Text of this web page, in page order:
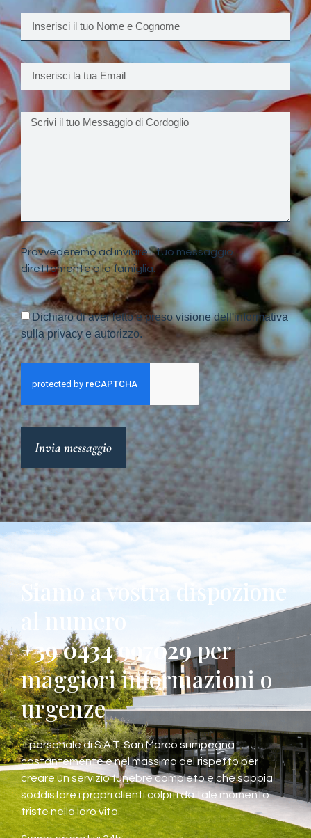
Provvederemo ad inviare il tuo messaggio
direttamente alla famiglia.
Dichiaro di aver letto e preso visione dell'informativa
sulla privacy e autorizzo.
Invia messaggio
Siamo a vostra dispozione
al numero
+39 0434 997029per
maggiori informazioni o
urgenze
Il personale di S.A.T. San Marco si impegna
costantemente e nel massimo del rispetto per
creare un servizio funebre completo e che sappia
soddisfare i propri clienti colpiti da tale momento
triste nella loro vita.